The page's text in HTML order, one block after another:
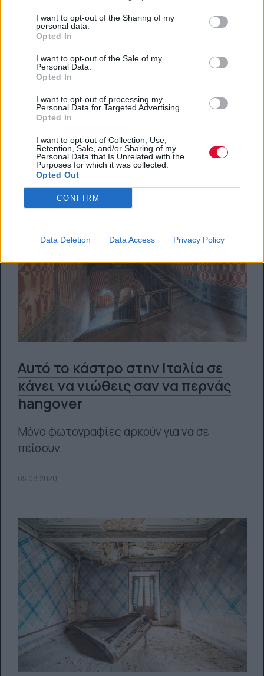
I want to opt-out of the Sharing of my
personal data.
Opted In
I want to opt-out of the Sale of my
Personal Data.
Opted In
I want to opt-out of processing my
Personal Data for Targeted Advertising.
Opted In
I want to opt-out of Collection, Use,
Retention, Sale, and/or Sharing of my
Personal Data that Is Unrelated with the
Purposes for which it was collected.
Opted Out
CONFIRM
Data Deletion Data Access Privacy Policy
Αυτό το άλμπουμ σε κερνάει μέσα
Αντέχεις;
06.08.2020
Αυτό το κάστρο στην Ιταλία σε
κάνει να νιώθεις σαν να περνάς
hangover
Μόνο φωτογραφίες αρκούν για να σε
πείσουν
05.08.2020